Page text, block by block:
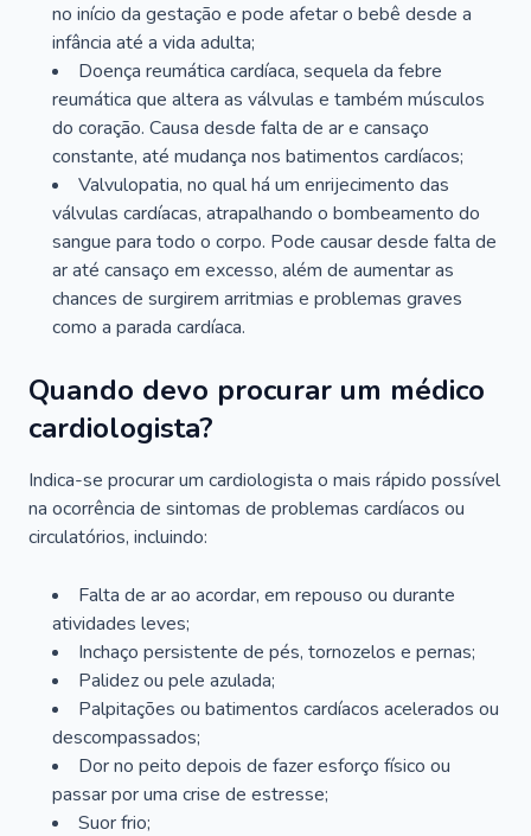
no início da gestação e pode afetar o bebê desde a
infância até a vida adulta;
Doença reumática cardíaca, sequela da febre
reumática que altera as válvulas e também músculos
do coração. Causa desde falta de ar e cansaço
constante, até mudança nos batimentos cardíacos;
Valvulopatia, no qual há um enrijecimento das
válvulas cardíacas, atrapalhando o bombeamento do
sangue para todo o corpo. Pode causar desde falta de
ar até cansaço em excesso, além de aumentar as
chances de surgirem arritmias e problemas graves
como a parada cardíaca.
Quando devo procurar um médico
cardiologista?
Indica-se procurar um cardiologista o mais rápido possível
na ocorrência de sintomas de problemas cardíacos ou
circulatórios, incluindo:
Falta de ar ao acordar, em repouso ou durante
atividades leves;
Inchaço persistente de pés, tornozelos e pernas;
Palidez ou pele azulada;
Palpitações ou batimentos cardíacos acelerados ou
descompassados;
Dor no peito depois de fazer esforço físico ou
passar por uma crise de estresse;
Suor frio;